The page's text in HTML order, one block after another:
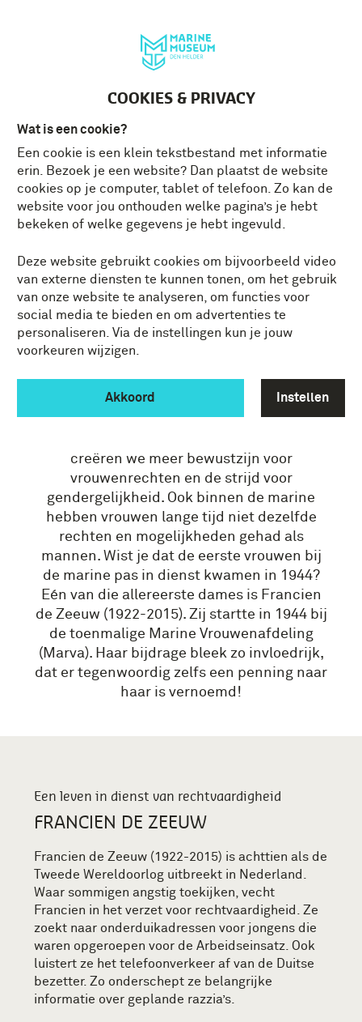
COOKIES & PRIVACY
Wat is een cookie?
Een cookie is een klein tekstbestand met informatie
erin. Bezoek je een website? Dan plaatst de website
cookies op je computer, tablet of telefoon. Zo kan de
website voor jou onthouden welke pagina’s je hebt
bekeken of welke gegevens je hebt ingevuld.
Deze website gebruikt cookies om bijvoorbeeld video
van externe diensten te kunnen tonen, om het gebruik
van onze website te analyseren, om functies voor
social media te bieden en om advertenties te
personaliseren. Via de instellingen kun je jouw
voorkeuren wijzigen.
Akkoord Instellen
VROUWENDAG
Zondag 8 maart staat in het teken van
creëren we meer bewustzijn voor
vrouwenrechten en de strijd voor
gendergelijkheid. Ook binnen de marine
hebben vrouwen lange tijd niet dezelfde
rechten en mogelijkheden gehad als
mannen. Wist je dat de eerste vrouwen bij
de marine pas in dienst kwamen in 1944?
Eén van die allereerste dames is Francien
de Zeeuw (1922-2015). Zij startte in 1944 bij
de toenmalige Marine Vrouwenafdeling
(Marva). Haar bijdrage bleek zo invloedrijk,
dat er tegenwoordig zelfs een penning naar
haar is vernoemd!
Een leven in dienst van rechtvaardigheid
FRANCIEN DE ZEEUW
Francien de Zeeuw (1922-2015) is achttien als de
Tweede Wereldoorlog uitbreekt in Nederland.
Waar sommigen angstig toekijken, vecht
Francien in het verzet voor rechtvaardigheid. Ze
zoekt naar onderduikadressen voor jongens die
waren opgeroepen voor de Arbeidseinsatz. Ook
luistert ze het telefoonverkeer af van de Duitse
bezetter. Zo onderschept ze belangrijke
informatie over geplande razzia’s.